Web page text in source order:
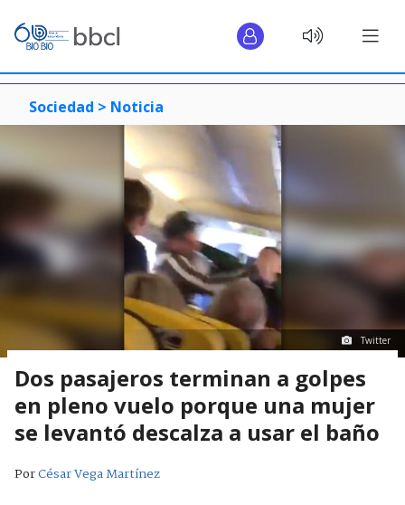
Sociedad > Noticia
Twitter
Dos pasajeros terminan a golpes
en pleno vuelo porque una mujer
se levantó descalza a usar el baño
PorCésar Vega Martínez